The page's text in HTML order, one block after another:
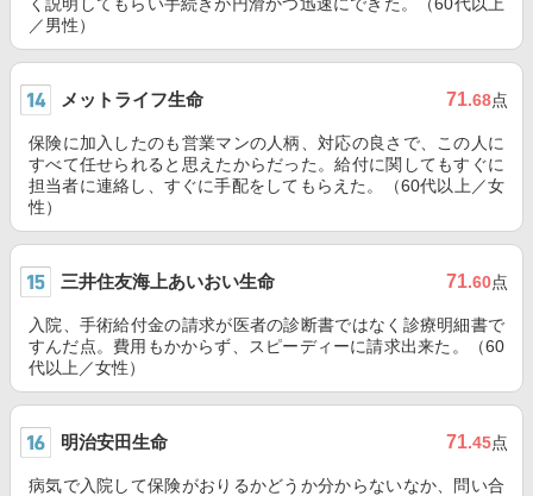
／男性）
メットライフ生命 71.68点
保険に加入したのも営業マンの人柄、対応の良さで、この人に
すべて任せられると思えたからだった。給付に関してもすぐに
担当者に連絡し、すぐに手配をしてもらえた。（60代以上／女
性）
三井住友海上あいおい生命 71.60点
入院、手術給付金の請求が医者の診断書ではなく診療明細書で
すんだ点。費用もかからず、スピーディーに請求出来た。（60
代以上／女性）
明治安田生命 71.45点
病気で入院して保険がおりるかどうか分からないなか、問い合